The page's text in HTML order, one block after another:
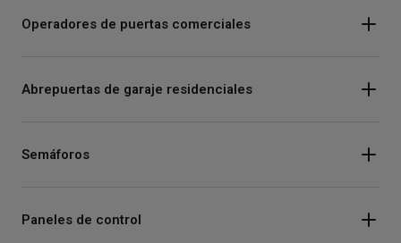
Operadores de puertas comerciales
Abrepuertas de garaje residenciales
Semáforos
Paneles de control